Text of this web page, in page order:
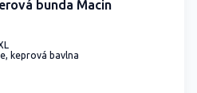
bunda Macin
keprová bavlna